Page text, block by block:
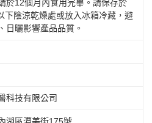
於12個月內食用完畢。請保存於
下陰涼乾燥處或放入冰箱冷藏，避
日曬影響產品品質。
科技有限公司